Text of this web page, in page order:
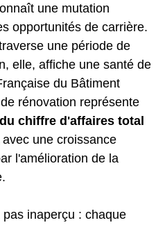
une mutation
opportunités de carrière.
une période de
elle, affiche une santé de
du Bâtiment
rénovation représente
chiffre d'affaires total
avec une croissance
l'amélioration de la
inaperçu : chaque